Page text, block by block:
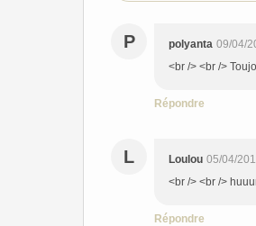
P polyanta 09/04/
<br /> <br />
Répondre
L Loulou 05/04/
<br /> <br />
Répondre